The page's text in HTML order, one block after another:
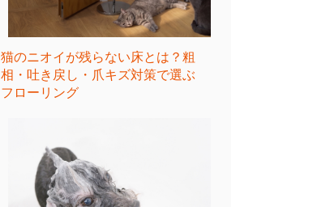
猫のニオイが残らない床とは？粗
相・吐き戻し・爪キズ対策で選ぶ
フローリング